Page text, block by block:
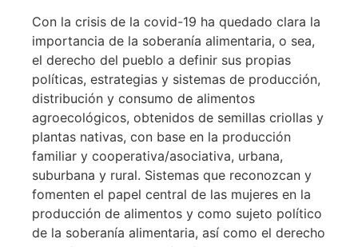
Con la crisis de la covid-19 ha quedado clara la
importancia de la soberanía alimentaria, o sea,
el derecho del pueblo a definir sus propias
políticas, estrategias y sistemas de producción,
distribución y consumo de alimentos
agroecológicos, obtenidos de semillas criollas y
plantas nativas, con base en la producción
familiar y cooperativa/asociativa, urbana,
suburbana y rural. Sistemas que reconozcan y
fomenten el papel central de las mujeres en la
producción de alimentos y como sujeto político
de la soberanía alimentaria, así como el derecho